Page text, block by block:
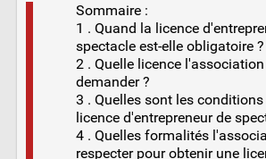
Sommaire :
1 . Quand la licence
spectacle est-elle obligatoire ?
2 . Quelle licence
demander ?
3 . Quelles sont les
licence d'entrepreneur de
4 . Quelles formalités
respecter pour obtenir une